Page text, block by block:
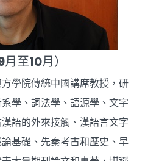
至10月）
學院傳統中國講席教授，研
學、詞法學、語源學、文字
語的外來接觸、漢語言文字
基礎、先秦考古和歷史、早